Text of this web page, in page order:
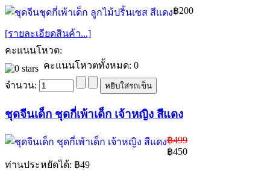
฿200
[รายละเอียดสินค้า...]
คะแนนโหวต:
คะแนนโหวตทั้งหมด: 0
จำนวน:
ชุดจีนเด็ก ชุดกี่เพ้าเด็ก เจ้าหญิง สีแดง
฿499
฿450
ท่านประหยัดได้: ฿49